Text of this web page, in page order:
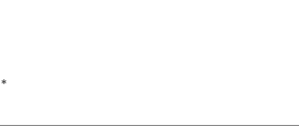
*